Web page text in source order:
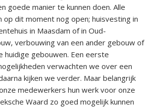
goede manier te kunnen doen. Alle
op dit moment nog open; huisvesting in
in Maasdam of in Oud-
verbouwing van een ander gebouw of
huidige gebouwen. Een eerste
verwachten we over een
kijken we verder. Maar belangrijk
medewerkers hun werk voor onze
Waard zo goed mogelijk kunnen